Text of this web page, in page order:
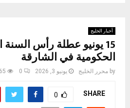
أخبار الخليج
15 يونيو عطلة رأس السنة
الحكومية في الشارقة
by محرر الخليج يونيو 3, 2026 0
65
SHARE
0